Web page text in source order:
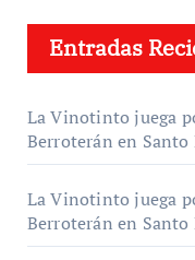
Entradas
La Vinotinto juega
Berroterán en Santo
La Vinotinto juega
Berroterán en Santo